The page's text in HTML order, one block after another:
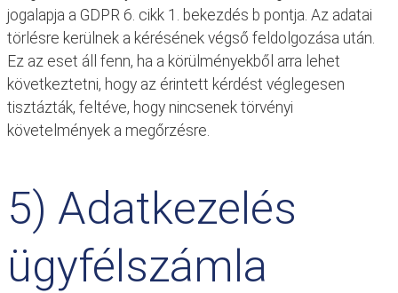
jogalapja a GDPR 6. cikk 1. bekezdés b pontja. Az adatai
törlésre kerülnek a kérésének végső feldolgozása után.
Ez az eset áll fenn, ha a körülményekből arra lehet
következtetni, hogy az érintett kérdést véglegesen
tisztázták, feltéve, hogy nincsenek törvényi
követelmények a megőrzésre.
5) Adatkezelés
ügyfélszámla